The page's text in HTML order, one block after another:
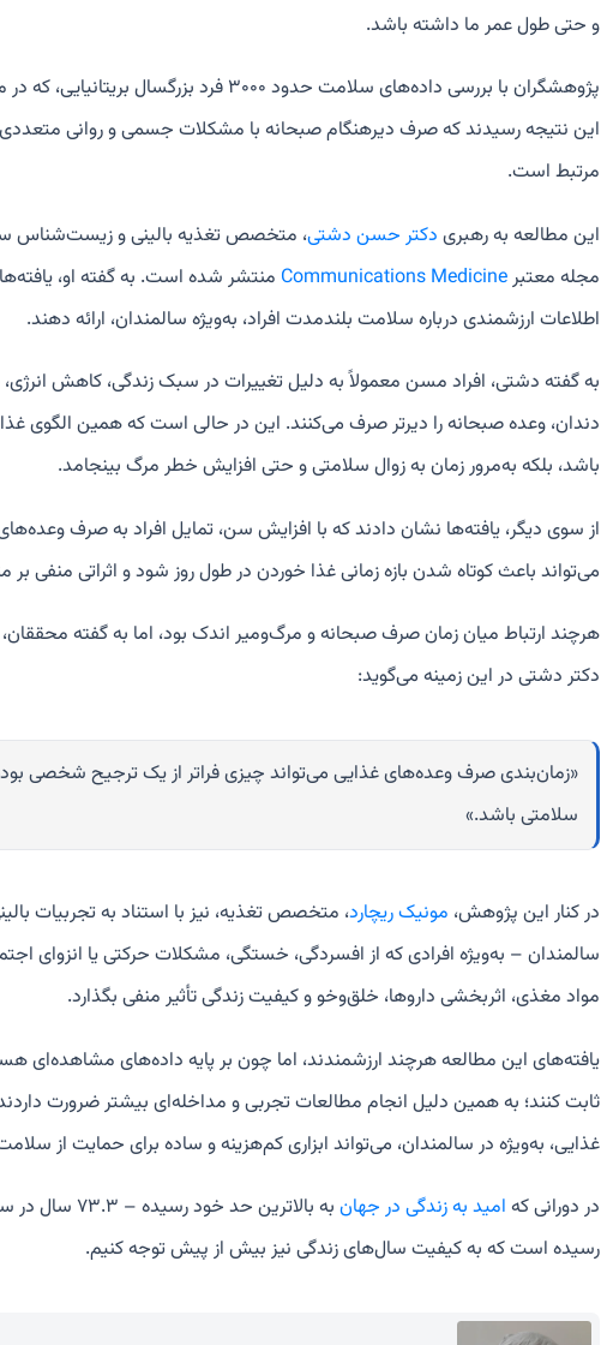
و حتی طول عمر ما داشته باشد.
پژوهشگران با بررسی داده‌های سلامت حدود
این نتیجه رسیدند که صرف دیرهنگام صبحانه با مشکلات جسمی و روانی متعددی
مرتبط است.
این مطالعه به رهبری دکتر حسن دشتی، متخصص تغذیه بالینی و زیست‌شناس
مجله معتبرCommunications Medicine منتشر شده است. به گفته او،
اطلاعات ارزشمندی درباره سلامت بلندمدت افراد، به‌ویژه سالمندان، ارائه دهند.
به گفته دشتی، افراد مسن معمولاً به دلیل تغییرات در سبک زندگی، کاهش
دندان، وعده صبحانه را دیرتر صرف می‌کنند. این در حالی است که همین الگوی
باشد، بلکه به‌مرور زمان به زوال سلامتی و حتی افزایش خطر مرگ بینجامد.
از سوی دیگر، یافته‌ها نشان دادند که با افزایش سن، تمایل افراد به صرف
می‌تواند باعث کوتاه شدن بازه زمانی غذا خوردن در طول روز شود و اثراتی منفی
هرچند ارتباط میان زمان صرف صبحانه و مرگ‌ومیر اندک بود، اما به گفته
دکتر دشتی در این زمینه می‌گوید:
«زمان‌بندی صرف وعده‌های غذایی می‌تواند چیزی فراتر از یک ترجیح شخصی بوده
سلامتی باشد.»
در کنار این پژوهش، مونیک ریچارد، متخصص تغذیه، نیز با استناد به تجربیات
سالمندان – به‌ویژه افرادی که از افسردگی، خستگی، مشکلات حرکتی یا انزوای
مواد مغذی، اثربخشی داروها، خلق‌وخو و کیفیت زندگی تأثیر منفی بگذارد.
یافته‌های این مطالعه هرچند ارزشمندند، اما چون بر پایه داده‌های مشاهده‌ای
ثابت کنند؛ به همین دلیل انجام مطالعات تجربی و مداخله‌ای بیشتر ضرورت
غذایی، به‌ویژه در سالمندان، می‌تواند ابزاری کم‌هزینه و ساده برای حمایت از
در دورانی که امید به زندگی در جهان
رسیده است که به کیفیت سال‌های زندگی نیز بیش از پیش توجه کنیم.